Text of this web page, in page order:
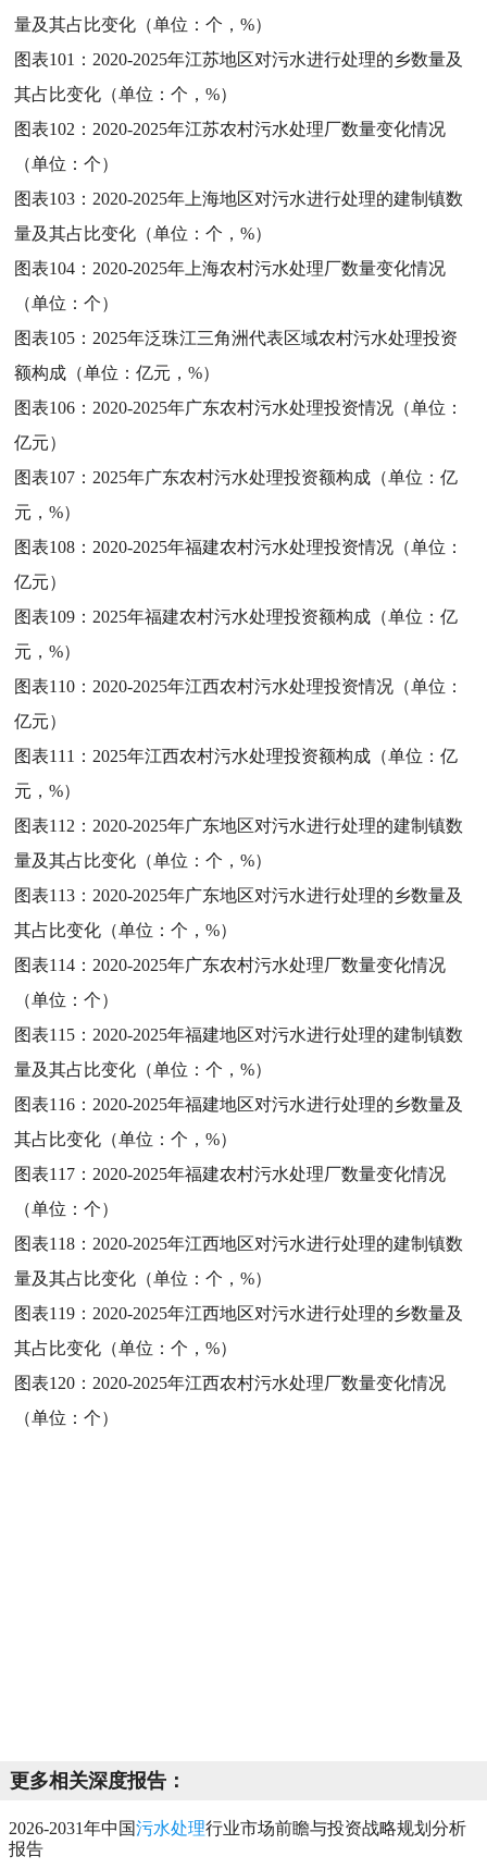
量及其占比变化（单位：个，%）
图表101： 2020-2025年江苏地区对污水进行处理的乡数量及
其占比变化（单位：个，%）
图表102： 2020-2025年江苏农村污水处理厂数量变化情况
（单位：个）
图表103： 2020-2025年上海地区对污水进行处理的建制镇数
量及其占比变化（单位：个，%）
图表104： 2020-2025年上海农村污水处理厂数量变化情况
（单位：个）
图表105： 2025年泛珠江三角洲代表区域农村污水处理投资
额构成（单位：亿元，%）
图表106： 2020-2025年广东农村污水处理投资情况（单位：
亿元）
图表107： 2025年广东农村污水处理投资额构成（单位：亿
元，%）
图表108： 2020-2025年福建农村污水处理投资情况（单位：
亿元）
图表109： 2025年福建农村污水处理投资额构成（单位：亿
元，%）
图表110： 2020-2025年江西农村污水处理投资情况（单位：
亿元）
图表111： 2025年江西农村污水处理投资额构成（单位：亿
元，%）
图表112： 2020-2025年广东地区对污水进行处理的建制镇数
量及其占比变化（单位：个，%）
图表113： 2020-2025年广东地区对污水进行处理的乡数量及
其占比变化（单位：个，%）
图表114： 2020-2025年广东农村污水处理厂数量变化情况
（单位：个）
图表115： 2020-2025年福建地区对污水进行处理的建制镇数
量及其占比变化（单位：个，%）
图表116： 2020-2025年福建地区对污水进行处理的乡数量及
其占比变化（单位：个，%）
图表117： 2020-2025年福建农村污水处理厂数量变化情况
（单位：个）
图表118： 2020-2025年江西地区对污水进行处理的建制镇数
量及其占比变化（单位：个，%）
图表119： 2020-2025年江西地区对污水进行处理的乡数量及
其占比变化（单位：个，%）
图表120： 2020-2025年江西农村污水处理厂数量变化情况
（单位：个）
更多相关深度报告：
2026-2031年中国污水处理行业市场前瞻与投资战略规划分析
报告